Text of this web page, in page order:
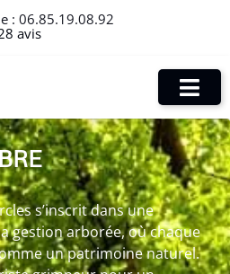
: 06.85.19.08.92
avis
s’inscrit dans une
gestion arborée, où chaque
un patrimoine naturel.